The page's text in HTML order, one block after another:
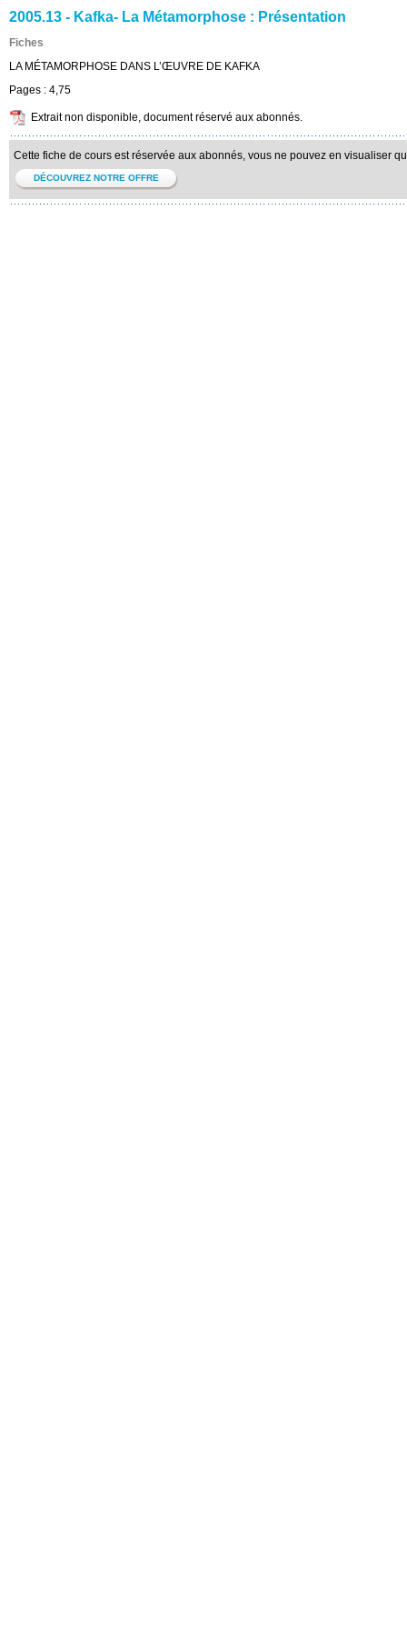
2005.13 - Kafka- La Métamorphose : Présentation
Fiches
LA MÉTAMORPHOSE DANS L’ŒUVRE DE KAFKA
Pages : 4,75
Extrait non disponible, document réservé aux abonnés.
Cette fiche de cours est réservée aux abonnés, vous ne pouvez en visualiser
DÉCOUVREZ NOTRE OFFRE